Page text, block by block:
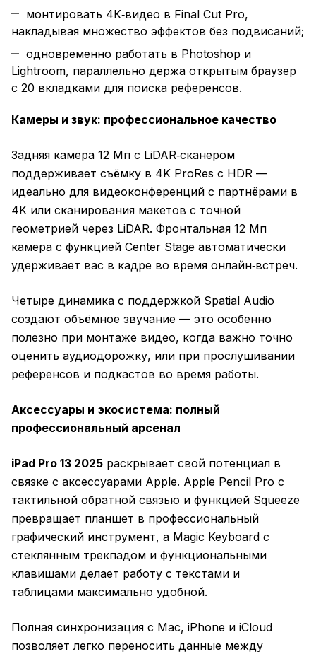
монтировать 4K‑видео в Final Cut Pro,
накладывая множество эффектов без подвисаний;
одновременно работать в Photoshop и
Lightroom, параллельно держа открытым браузер
с 20 вкладками для поиска референсов.
Камеры и звук: профессиональное качество
Задняя камера 12 Мп с LiDAR‑сканером
поддерживает съёмку в 4K ProRes с HDR —
идеально для видеоконференций с партнёрами в
4K или сканирования макетов с точной
геометрией через LiDAR. Фронтальная 12 Мп
камера с функцией Center Stage автоматически
удерживает вас в кадре во время онлайн‑встреч.
Четыре динамика с поддержкой Spatial Audio
создают объёмное звучание — это особенно
полезно при монтаже видео, когда важно точно
оценить аудиодорожку, или при прослушивании
референсов и подкастов во время работы.
Аксессуары и экосистема: полный
профессиональный арсенал
iPad Pro 13 2025 раскрывает свой потенциал в
связке с аксессуарами Apple. Apple Pencil Pro с
тактильной обратной связью и функцией Squeeze
превращает планшет в профессиональный
графический инструмент, а Magic Keyboard с
стеклянным трекпадом и функциональными
клавишами делает работу с текстами и
таблицами максимально удобной.
Полная синхронизация с Mac, iPhone и iCloud
позволяет легко переносить данные между